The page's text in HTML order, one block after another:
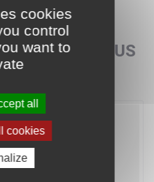
AUSSI VOUS
cookies
control
want to
all
cookies